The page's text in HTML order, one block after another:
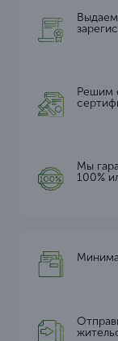
Решим
Мы
100%